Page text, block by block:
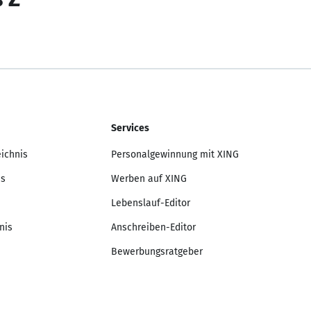
Services
Personalgewinnung mit XING
Werben auf XING
Lebenslauf-Editor
Anschreiben-Editor
Bewerbungsratgeber